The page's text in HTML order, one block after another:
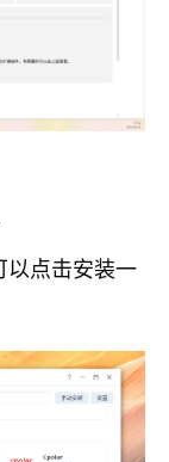
以点击安装一